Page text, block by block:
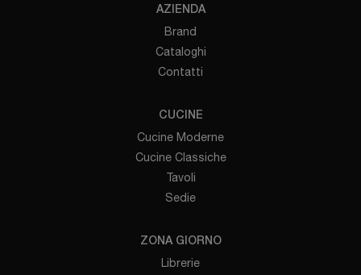
AZIENDA
Brand
Cataloghi
Contatti
CUCINE
Cucine Moderne
Cucine Classiche
Tavoli
Sedie
ZONA GIORNO
Librerie